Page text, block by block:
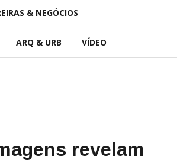
& NEGÓCIOS
ARQ & URB VÍDEO
revelam